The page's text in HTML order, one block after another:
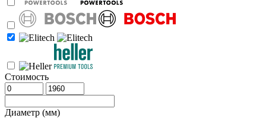
Стоимость
Диаметр (мм)